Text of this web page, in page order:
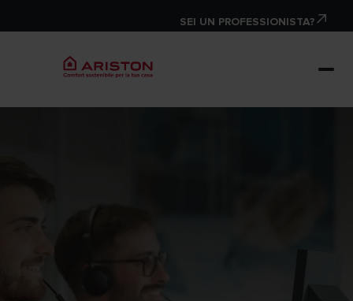
SEI UN PROFESSIONISTA?